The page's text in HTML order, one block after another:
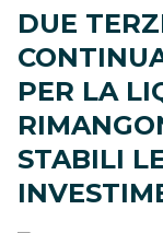
DUE
PER LA
STABILI